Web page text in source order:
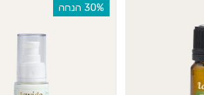
‫30% הנחה